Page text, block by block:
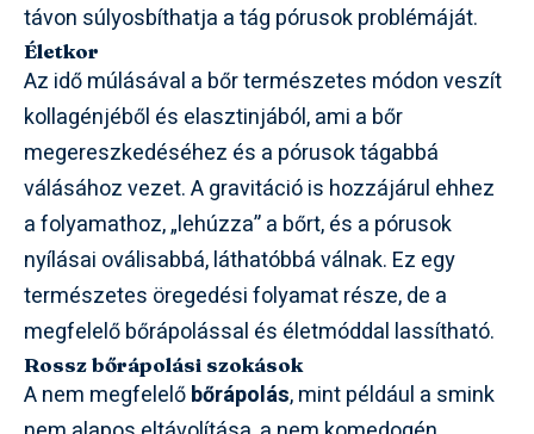
távon súlyosbíthatja a tág pórusok problémáját.
Életkor
Az idő múlásával a bőr természetes módon veszít
kollagénjéből és elasztinjából, ami a bőr
megereszkedéséhez és a pórusok tágabbá
válásához vezet. A gravitáció is hozzájárul ehhez
a folyamathoz, „lehúzza” a bőrt, és a pórusok
nyílásai oválisabbá, láthatóbbá válnak. Ez egy
természetes öregedési folyamat része, de a
megfelelő bőrápolással és életmóddal lassítható.
Rossz bőrápolási szokások
A nem megfelelőbőrápolás, mint például a smink